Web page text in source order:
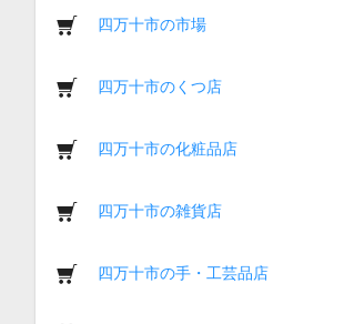
四万十市の市場
四万十市のくつ店
四万十市の化粧品店
四万十市の雑貨店
四万十市の手・工芸品店